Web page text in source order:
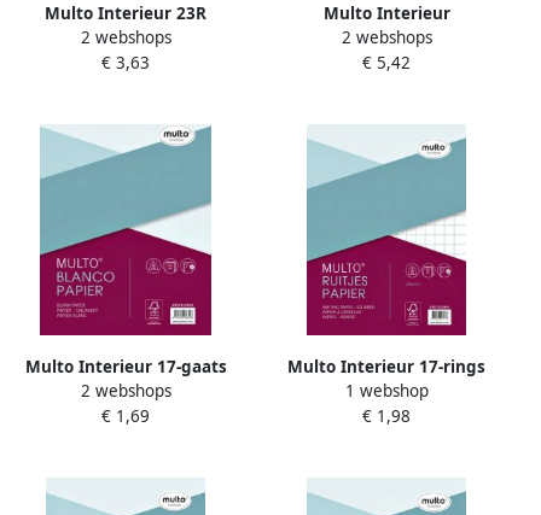
Multo Interieur 23R
hobbyblad 140gr 20vel wit
2 webshops
€ 3,63
Multo Interieur
overtrekpapier A4 23-gaats
50 vel
2 webshops
€ 5,42
Multo Interieur 17-gaats
blanco 80gr 50 vel
2 webshops
€ 1,69
Multo Interieur 17-rings
80gr 50vel ruit 10mm
1 webshop
€ 1,98